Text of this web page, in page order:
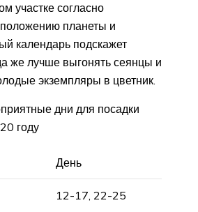
участке согласно
планеты и
календарь подскажет
же лучше выгонять сеянцы и
экземпляры в цветник.
дни для посадки
году
День
12-17, 22-25